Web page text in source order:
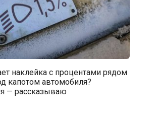
наклейка с процентами рядом
капотом автомобиля?
— рассказываю